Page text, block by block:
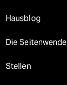
Hausblog
Die Seitenwende
Stellen